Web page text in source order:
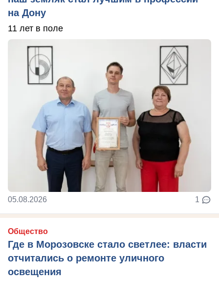
на Дону
11 лет в поле
05.08.2026 1
Общество
Где в Морозовске стало светлее: власти
отчитались о ремонте уличного
освещения